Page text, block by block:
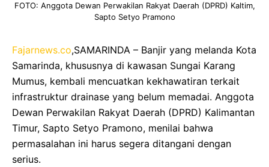
FOTO: Anggota Dewan Perwakilan Rakyat Daerah (DPRD) Kaltim,
Sapto Setyo Pramono
Fajarnews.co,SAMARINDA – Banjir yang melanda Kota
Samarinda, khususnya di kawasan Sungai Karang
Mumus, kembali mencuatkan kekhawatiran terkait
infrastruktur drainase yang belum memadai. Anggota
Dewan Perwakilan Rakyat Daerah (DPRD) Kalimantan
Timur, Sapto Setyo Pramono, menilai bahwa
permasalahan ini harus segera ditangani dengan
serius.